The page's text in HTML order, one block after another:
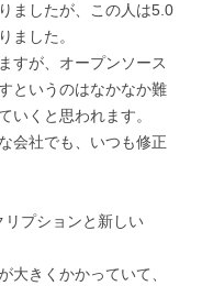
ましたが、この人は5.0
ました。
すが、オープンソース
というのはなかなか難
いくと思われます。
会社でも、いつも修正
プションと新しい
大きくかかっていて、